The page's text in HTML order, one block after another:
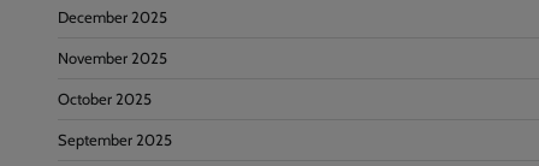
December 2025
November 2025
October 2025
September 2025